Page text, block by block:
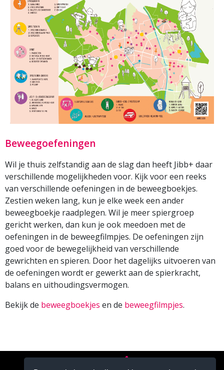
Beweegoefeningen
Wil je thuis zelfstandig aan de slag dan heeft Jibb+ daar
verschillende mogelijkheden voor. Kijk voor een reeks
van verschillende oefeningen in de beweegboekjes.
Zestien weken lang, kun je elke week een ander
beweegboekje raadplegen. Wil je meer spiergroep
gericht werken, dan kun je ook meedoen met de
oefeningen in de beweegfilmpjes. De oefeningen zijn
goed voor de bewegelijkheid van verschillende
gewrichten en spieren. Door het dagelijks uitvoeren van
de oefeningen wordt er gewerkt aan de spierkracht,
balans en uithoudingsvermogen.
Bekijk de beweegboekjes en de beweegfilmpjes.